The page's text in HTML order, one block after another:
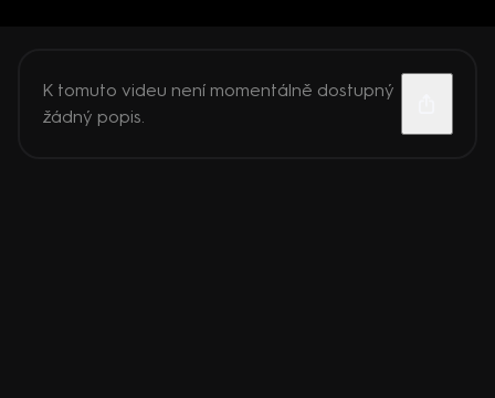
K tomuto videu není momentálně dostupný
žádný popis.